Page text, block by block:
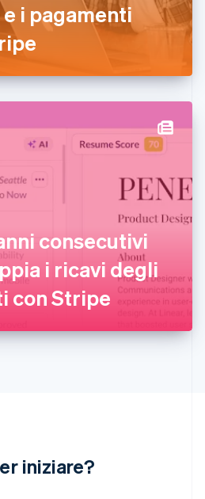
i pagamenti
consecutivi
i ricavi degli
con Stripe
iniziare?